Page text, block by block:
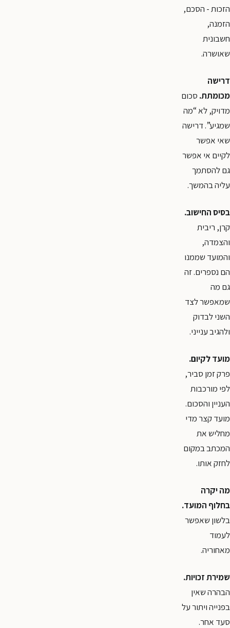
הזכות - הסכם,
הזמנה,
חשבונית
שאושרה.
דרישה
מכומתת. סכום
מדויק, לא “מה
שמגיע”. דרישה
שאי אפשר
לקיים אי אפשר
גם להסתמך
עליה בהמשך.
בסיס החישוב.
קרן, ריבית
והצמדה,
והמועד שממנו
הם נספרים. זה
גם מה
שמאפשר לצד
השני לבדוק
ולהגיב ענייני.
מועד לקיום.
פרק זמן סביר,
לפי מורכבות
העניין והסכום.
מועד קצר מדי
מחליש את
המכתב במקום
לחזק אותו.
מה יקרה
בחלוף המועד.
בלשון שאפשר
לעמוד
מאחוריה.
שמירת זכויות.
הבהרה שאין
בפנייה ויתור על
סעד אחר.